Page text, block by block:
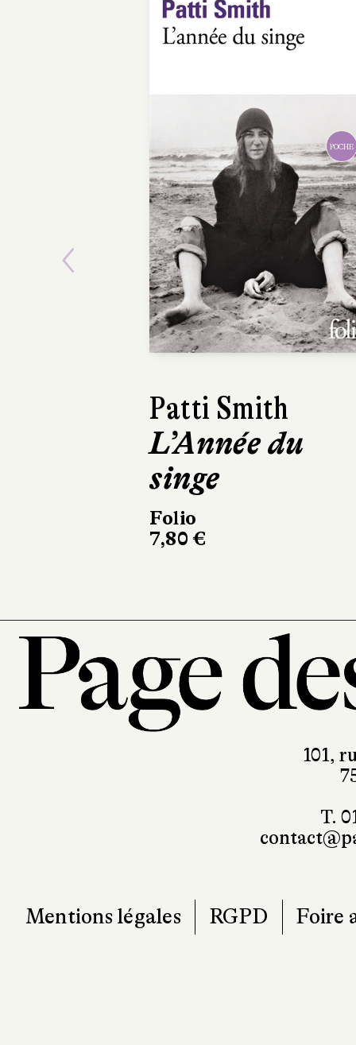
Damon Galgut
La Promesse
L'Olivier
Previous
101,
T.
Mentions légales RGPD Foire